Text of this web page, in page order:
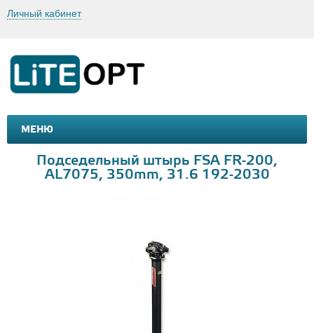
Личный кабинет
МЕНЮ
МАШИНКИ И МОТОЦИКЛЫ
Подседельный штырь FSA FR-200,
AL7075, 350mm, 31.6 192-2030